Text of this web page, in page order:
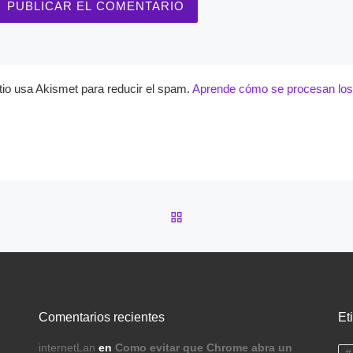
usa Akismet para reducir el spam. Aprende cómo se procesan
VOLVER A LA LISTA DE
Comentarios recientes
internetLan en Como evitar que Chrome abra un